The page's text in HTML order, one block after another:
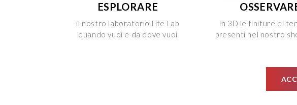
ESPLORARE
il nostro laboratorio Life Lab
quando vuoi e da dove vuoi
in 3D le finiture di
presenti nel nostro